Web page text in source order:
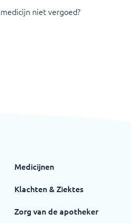
niet vergoed?
Medicijnen
Klachten & Ziektes
Zorg van de apotheker